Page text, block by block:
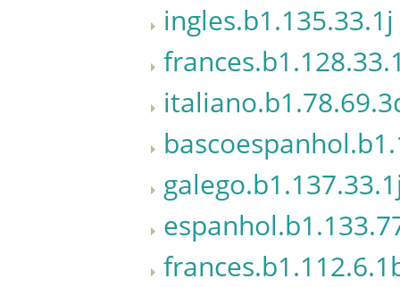
ingles.b1.135.33.1j